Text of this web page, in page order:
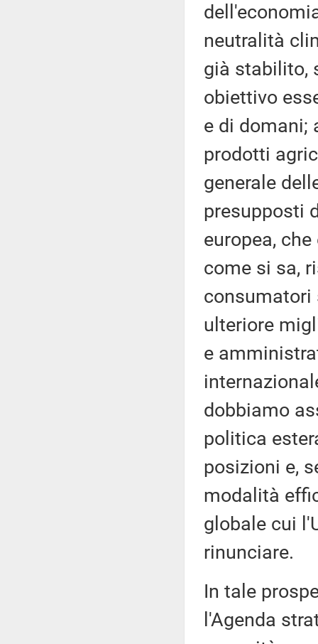
neutralità
già stabilito,
obiettivo
e di domani;
prodotti
generale
presupposti
europea,
come si sa,
consumatori
ulteriore
e
dobbiamo
politica
posizioni e,
modalità
globale cui
rinunciare.
In tale
l'Agenda